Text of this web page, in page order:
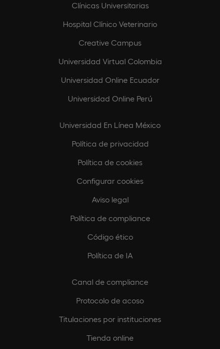
Clínicas Universitarias
Hospital Clínico Veterinario
Creative Campus
Universidad Virtual Colombia
Universidad Online Ecuador
Universidad Online Perú
Universidad En Línea México
Política de privacidad
Política de cookies
Configurar cookies
Aviso legal
Política de compliance
Código ético
Política de IA
Canal de compliance
Protocolo de acoso
Titulaciones por instituciones
Tienda online